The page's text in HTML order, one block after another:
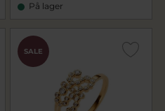
På lager
SALE